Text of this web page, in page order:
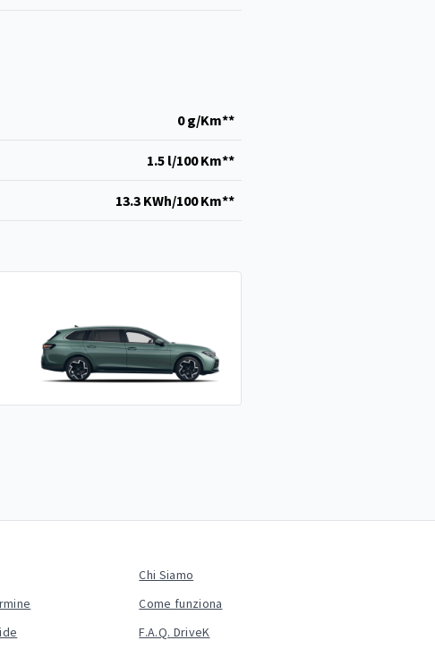
0 g/Km**
1.5 l/100 Km**
13.3 KWh/100 Km**
Chi Siamo
Come funziona
F.A.Q. DriveK